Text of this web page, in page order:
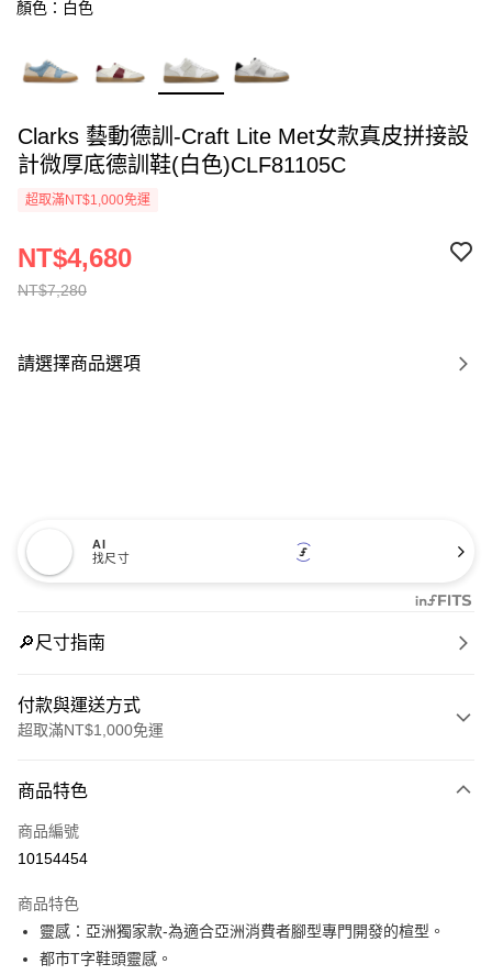
顏色：白色
Clarks 藝動德訓-Craft Lite Met女款真皮拼接設
計微厚底德訓鞋(白色)CLF81105C
超取滿NT$1,000免運
NT$7,280
NT$4,680
請選擇商品選項
AI
找尺寸
🔎尺寸指南
付款與運送方式
超取滿NT$1,000免運
信用卡一次付款
信用卡分期付款
合作金庫商業銀行
華南商業銀行
彰化商業銀行
上海商業儲蓄銀行
LINE Pay
街口支付
商品特色
商品編號
10154454
商品特色
靈感：亞洲獨家款-為適合亞洲消費者腳型專門開發的楦型。
都市T字鞋頭靈感。